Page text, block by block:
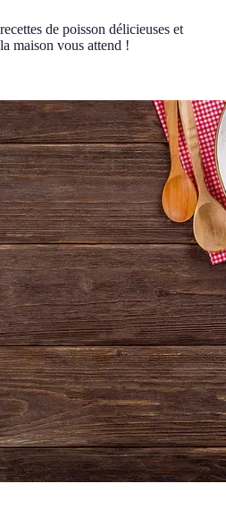
de poisson délicieuses et
maison vous attend !